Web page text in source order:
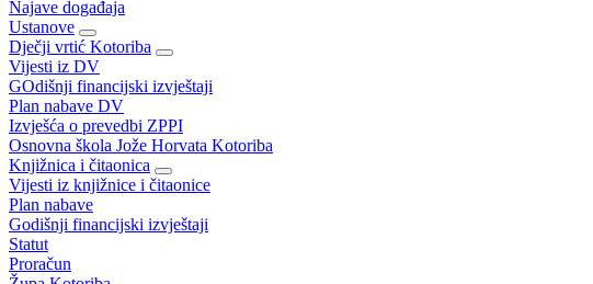
Najave događaja
Ustanove
Dječji vrtić Kotoriba
Vijesti iz DV
GOdišnji financijski izvještaji
Plan nabave DV
Izvješća o prevedbi ZPPI
Osnovna škola Jože Horvata Kotoriba
Knjižnica i čitaonica
Vijesti iz knjižnice i čitaonice
Plan nabave
Godišnji financijski izvještaji
Statut
Proračun